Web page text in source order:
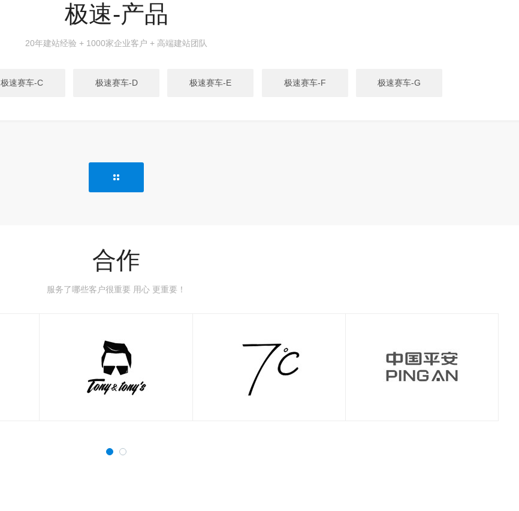
极速-产品
20年建站经验 + 1000家企业客户 + 高端建站团队
极速赛车-C 极速赛车-D 极速赛车-E 极速赛车-F 极速赛车-G
合作
服务了哪些客户很重要 用心 更重要！